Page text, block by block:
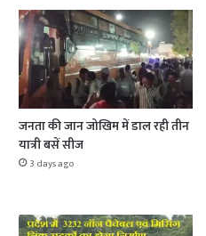
जनता की जान जोखिम में डाल रही तीन
यात्री बसें सीज
3 days ago